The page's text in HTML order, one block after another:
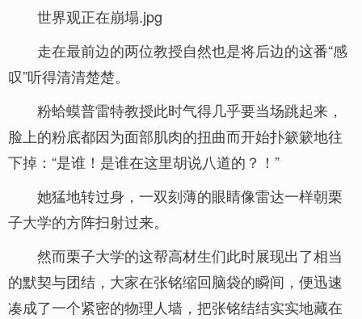
世界观正在崩塌.jpg
走在最前边的两位教授自然也是将后边的这番“感
叹”听得清清楚楚。
粉蛤蟆普雷特教授此时气得几乎要当场跳起来，
脸上的粉底都因为面部肌肉的扭曲而开始扑簌簌地往
下掉：“是谁！是谁在这里胡说八道的？！”
她猛地转过身，一双刻薄的眼睛像雷达一样朝栗
子大学的方阵扫射过来。
然而栗子大学的这帮高材生们此时展现出了相当
的默契与团结，大家在张铭缩回脑袋的瞬间，便迅速
凑成了一个紧密的物理人墙，把张铭结结实实地藏在